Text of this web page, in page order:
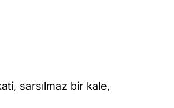
sarsılmaz bir kale,